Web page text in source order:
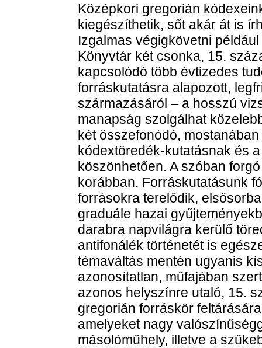
Középkori gregorián
kiegészíthetik, sőt akár át is
Izgalmas végigkövetni
Könyvtár két csonka, 15.
kapcsolódó több évtizedes
forráskutatásra alapozott,
származásáról – a hosszú
manapság szolgálhat
két összefonódó,
kódextöredék-kutatásnak és
köszönhetően. A szóban
korábban. Forráskutatásunk
forrásokra terelődik,
graduále hazai
darabra napvilágra kerülő
antifonálék történetét is
témaváltás mentén ugyanis
azonosítatlan, műfajában
azonos helyszínre utaló, 15.
gregorián forráskör
amelyeket nagy
másolóműhely, illetve a